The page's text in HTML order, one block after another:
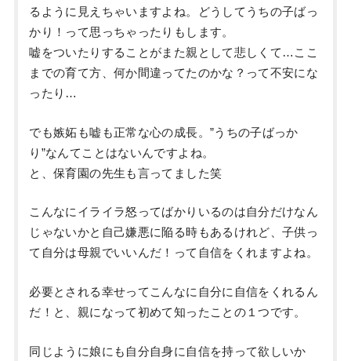
るように見えちゃいますよね。どうしてうちの子ばっ
かり！って思っちゃったりもします。
嘘をついたりすることがまた親として悲しくて…ここ
までの育て方、何か間違ってたのかな？って不安にな
ったり…
でも嫉妬も嘘も正常な心の成長。”うちの子ばっか
り”なんてことはないんですよね。
と、保育園の先生も言ってました笑
こんなにイライラ怒ってばかりいるのは自分だけなん
じゃないかと自己嫌悪に陥る時もあるけれど、子供っ
て自分は母親でいいんだ！って自信をくれますよね。
必要とされる幸せってこんなに自分に自信をくれるん
だ！と、親になって初めて知ったことの１つです。
同じように娘にも自分自身に自信を持って欲しいか